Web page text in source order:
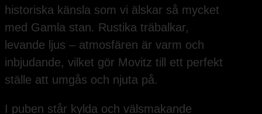
historiska känsla som vi älskar så mycket
med Gamla stan. Rustika träbalkar,
levande ljus – atmosfären är varm och
inbjudande, vilket gör Movitz till ett perfekt
ställe att umgås och njuta på.
I puben står kylda och välsmakande